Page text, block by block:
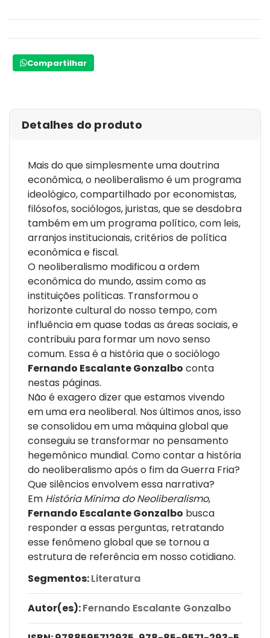
Compartilhar
Detalhes do produto
Mais do que simplesmente uma doutrina
econômica, o neoliberalismo é um programa
ideológico, compartilhado por economistas,
filósofos, sociólogos, juristas, que se desdobra
também em um programa político, com leis,
arranjos institucionais, critérios de política
econômica e fiscal.
O neoliberalismo modificou a ordem
econômica do mundo, assim como as
instituições políticas. Transformou o
horizonte cultural do nosso tempo, com
influência em quase todas as áreas sociais, e
contribuiu para formar um novo senso
comum. Essa é a história que o sociólogo
Fernando Escalante Gonzalbo conta
nestas páginas.
Não é exagero dizer que estamos vivendo
em uma era neoliberal. Nos últimos anos, isso
se consolidou em uma máquina global que
conseguiu se transformar no pensamento
hegemônico mundial. Como contar a história
do neoliberalismo após o fim da Guerra Fria?
Que silêncios envolvem essa narrativa?
Em História Mínima do Neoliberalismo,
Fernando Escalante Gonzalbo busca
responder a essas perguntas, retratando
esse fenômeno global que se tornou a
estrutura de referência em nosso cotidiano.
Segmentos:Literatura
Autor(es):Fernando Escalante Gonzalbo